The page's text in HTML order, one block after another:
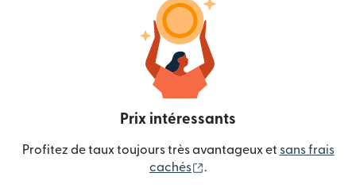
Prix intéressants
Profitez de taux toujours très avantageux et sans frais
cachés
.